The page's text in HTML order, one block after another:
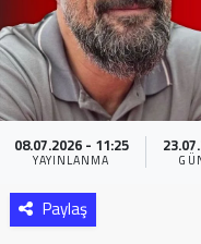
08.07.2026 - 11:25
YAYINLANMA
Paylaş
Sağlık
Yazarlar
Resmi İlan
Resmi Reklam